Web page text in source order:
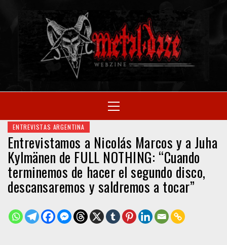
SITIO OFICIAL
Menu
ENTREVISTAS ARGENTINA
Entrevistamos a Nicolás Marcos y a Juha
Kylmänen de FULL NOTHING: “Cuando
terminemos de hacer el segundo disco,
descansaremos y saldremos a tocar”